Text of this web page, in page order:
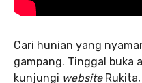
Cari hunian yang
gampang. Tinggal buka
kunjungi websiteRukita,